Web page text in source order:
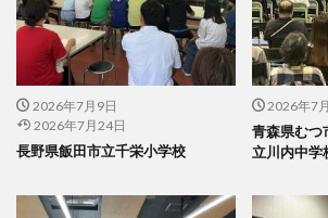
2026年7月9日
2026年7月24日
長野県飯田市立千栄小学校
2026年7
青森県むつ
立川内中学